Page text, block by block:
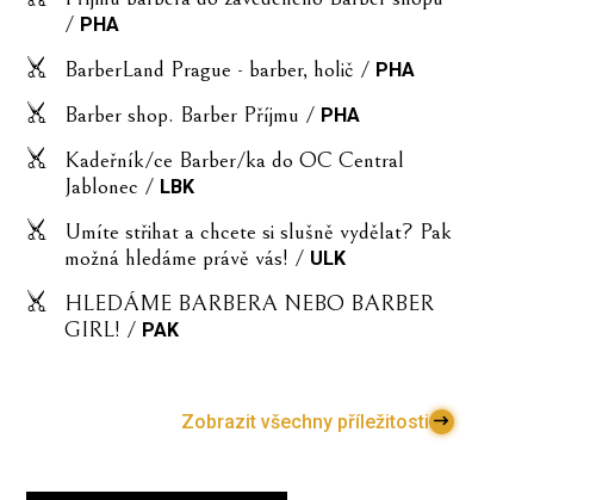
/ PHA
BarberLand Prague - barber, holič / PHA
Barber shop. Barber Příjmu / PHA
Kadeřník/ce Barber/ka do OC Central
Jablonec / LBK
Umíte střihat a chcete si slušně vydělat? Pak
možná hledáme právě vás! / ULK
HLEDÁME BARBERA NEBO BARBER
GIRL! / PAK
Zobrazit všechny příležitosti